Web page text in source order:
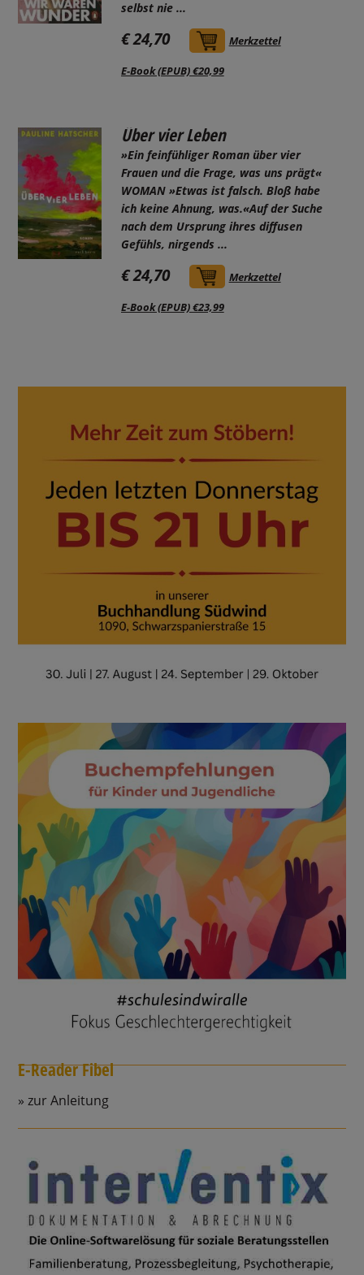
selbst nie ...
€ 24,70 In den Warenkorb
Merkzettel
E-Book (EPUB) €20,99
Über vier Leben
»Ein feinfühliger Roman über vier
Frauen und die Frage, was uns prägt«
WOMAN »Etwas ist falsch. Bloß habe
ich keine Ahnung, was.«Auf der Suche
nach dem Ursprung ihres diffusen
Gefühls, nirgends ...
€ 24,70 In den Warenkorb
Merkzettel
E-Book (EPUB) €23,99
E-Reader Fibel
zur Anleitung